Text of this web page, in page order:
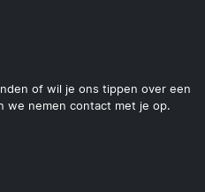
of wil je ons tippen over een
we nemen contact met je op.